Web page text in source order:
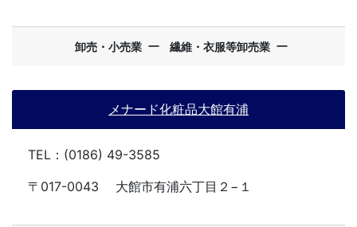
卸売・小売業 ー 繊維・衣服等卸売業 ー
メナード化粧品大館有浦
TEL：(0186) 49-3585
〒017-0043
大館市有浦六丁目２−１